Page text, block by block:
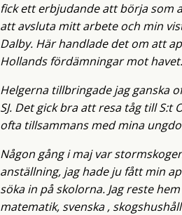
fick ett erbjudande att börja som
att avsluta mitt arbete och min
Dalby. Här handlade det om att
Hollands fördämningar mot havet.
Helgerna tillbringade jag ganska
SJ. Det gick bra att resa tåg till
ofta tillsammans med mina
Någon gång i maj var
anställning, jag hade ju fått min
söka in på skolorna. Jag reste
matematik, svenska ,